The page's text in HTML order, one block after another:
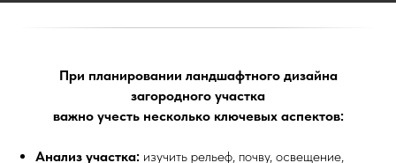
При планировании ландшафтного дизайна
загородного участка
важно учесть несколько ключевых аспектов:
Анализ участка: изучить рельеф, почву, освещение,